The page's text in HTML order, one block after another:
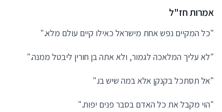
אמרות חז"ל
"כל המקיים נפש אחת מישראל כאילו קיים עולם מלא."
"לא עליך המלאכה לגמור, ולא אתה בן חורין ליבטל ממנה."
"אל תסתכל בקנקן אלא במה שיש בו."
"הוי מקבל את כל האדם בסבר פנים יפות."